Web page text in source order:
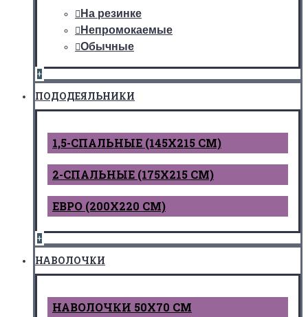
На резинке
Непромокаемые
Обычные
+
ПОДОДЕЯЛЬНИКИ
1,5-СПАЛЬНЫЕ (145Х215 СМ)
2-СПАЛЬНЫЕ (175Х215 СМ)
ЕВРО (200Х220 СМ)
+
НАВОЛОЧКИ
НАВОЛОЧКИ 50Х70 СМ